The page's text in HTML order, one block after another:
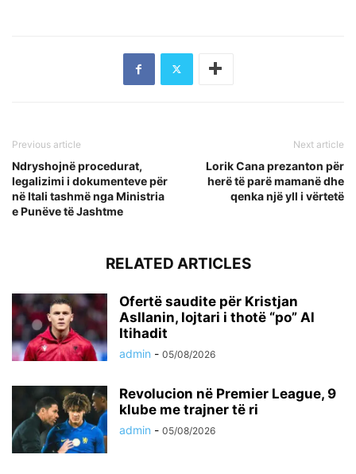
Previous article
Ndryshojnë procedurat,
legalizimi i dokumenteve për
në Itali tashmë nga Ministria
e Punëve të Jashtme
Next article
Lorik Cana prezanton për
herë të parë mamanë dhe
qenka një yll i vërtetë
RELATED ARTICLES
Ofertë saudite për Kristjan
Asllanin, lojtari i thotë “po” Al
Itihadit
admin - 05/08/2026
Revolucion në Premier League, 9
klube me trajner të ri
admin - 05/08/2026